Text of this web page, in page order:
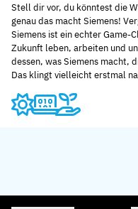
Stell dir vor, du könntest die
genau das macht Siemens!
Siemens ist ein echter Game-
Zukunft leben, arbeiten und
dessen, was Siemens macht,
Das klingt vielleicht erstmal